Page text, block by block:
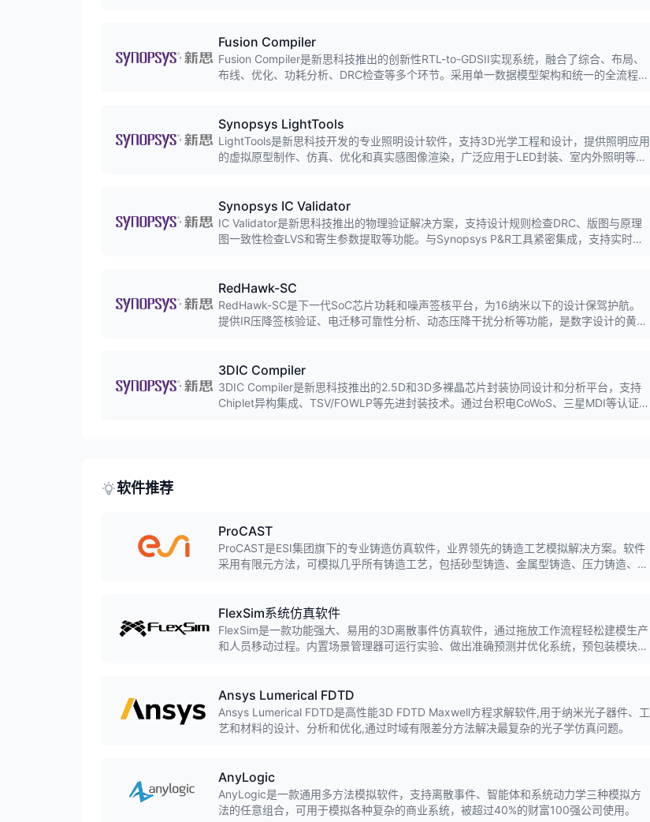
Fusion Compiler
Fusion Compiler是新思科技推出的创新性RTL-to-GDSII实现系统，融合了综合、布局、
布线、优化、功耗分析、DRC检查等多个环节。采用单一数据模型架构和统一的全流程优
Synopsys LightTools
LightTools是新思科技开发的专业照明设计软件，支持3D光学工程和设计，提供照明应用
的虚拟原型制作、仿真、优化和真实感图像渲染，广泛应用于LED封装、室内外照明等领
Synopsys IC Validator
IC Validator是新思科技推出的物理验证解决方案，支持设计规则检查DRC、版图与原理
图一致性检查LVS和寄生参数提取等功能。与Synopsys P&R工具紧密集成，支持实时验
RedHawk-SC
RedHawk-SC是下一代SoC芯片功耗和噪声签核平台，为16纳米以下的设计保驾护航。
提供IR压降签核验证、电迁移可靠性分析、动态压降干扰分析等功能，是数字设计的黄金
3DIC Compiler
3DIC Compiler是新思科技推出的2.5D和3D多裸晶芯片封装协同设计和分析平台，支持
Chiplet异构集成、TSV/FOWLP等先进封装技术。通过台积电CoWoS、三星MDI等认证流
软件推荐
ProCAST
ProCAST是ESI集团旗下的专业铸造仿真软件，业界领先的铸造工艺模拟解决方案。软件
采用有限元方法，可模拟几乎所有铸造工艺，包括砂型铸造、金属型铸造、压力铸造、熔
FlexSim系统仿真软件
FlexSim是一款功能强大、易用的3D离散事件仿真软件，通过拖放工作流程轻松建模生产
和人员移动过程。内置场景管理器可运行实验、做出准确预测并优化系统，预包装模块可
Ansys Lumerical FDTD
Ansys Lumerical FDTD是高性能3D FDTD Maxwell方程求解软件,用于纳米光子器件、工
艺和材料的设计、分析和优化,通过时域有限差分方法解决最复杂的光子学仿真问题。
AnyLogic
AnyLogic是一款通用多方法模拟软件，支持离散事件、智能体和系统动力学三种模拟方
法的任意组合，可用于模拟各种复杂的商业系统，被超过40%的财富100强公司使用。